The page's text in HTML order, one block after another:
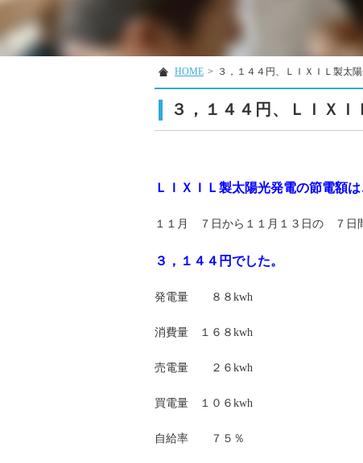
HOME > ３，１４４円、ＬＩＸＩＬ製太
３，１４４円、ＬＩＸ
ＬＩＸＩＬ製太陽光発電の節電額は
１１月 ７日から１１月１３日の ７日
３，１４４円でした。
発電量 ８８kwh
消費量 １６８kwh
売電量 ２６kwh
買電量 １０６kwh
自給率 ７５％